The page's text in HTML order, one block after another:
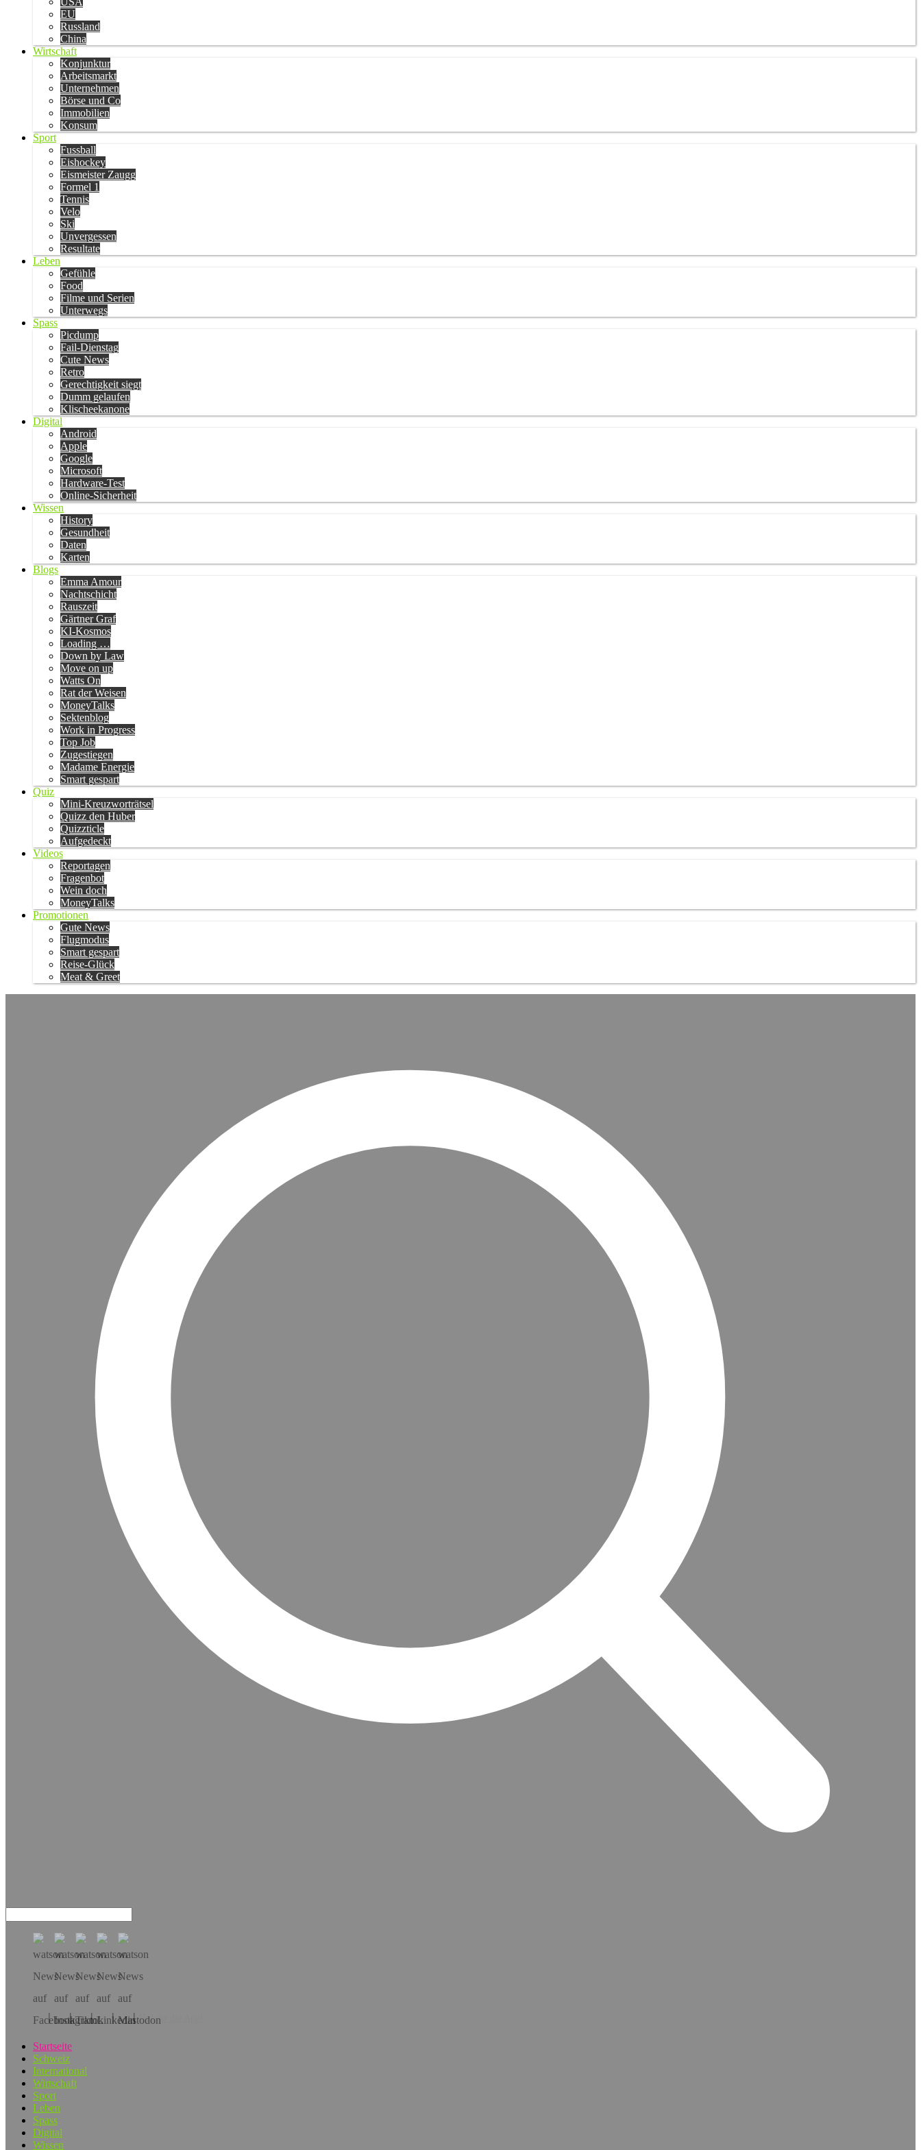
EU
Russland
China
Wirtschaft
Konjunktur
Arbeitsmarkt
Unternehmen
Börse und Co
Immobilien
Konsum
Sport
Fussball
Eishockey
Eismeister Zaugg
Formel 1
Tennis
Velo
Ski
Unvergessen
Resultate
Leben
Gefühle
Food
Filme und Serien
Unterwegs
Spass
Picdump
Fail-Dienstag
Cute News
Retro
Gerechtigkeit siegt
Dumm gelaufen
Klischeekanone
Digital
Android
Apple
Google
Microsoft
Hardware-Test
Online-Sicherheit
Wissen
History
Gesundheit
Daten
Karten
Blogs
Emma Amour
Nachtschicht
Rauszeit
Gärtner Graf
KI-Kosmos
Loading …
Down by Law
Move on up
Watts On
Rat der Weisen
MoneyTalks
Sektenblog
Work in Progress
Top Job
Zugestiegen
Madame Energie
Smart gespart
Quiz
Mini-Kreuzworträtsel
Quizz den Huber
Quizzticle
Aufgedeckt
Videos
Reportagen
Fragenbot
Wein doch
MoneyTalks
Promotionen
Gute News
Flugmodus
Smart gespart
Reise-Glück
Meat & Greet
Hol dir die App!
Startseite
Schweiz
International
Wirtschaft
Sport
Leben
Spass
Digital
Wissen